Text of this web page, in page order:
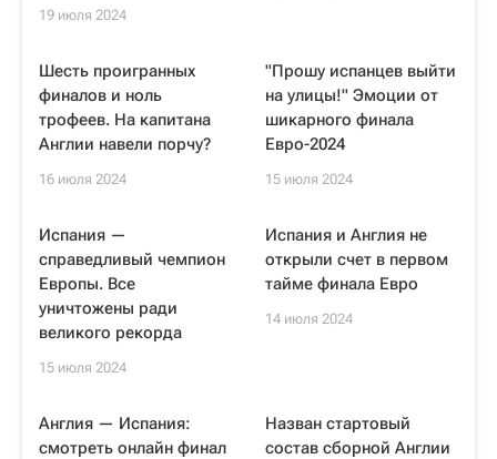
19 июля 2024
Шесть проигранных
финалов и ноль
трофеев. На капитана
Англии навели порчу?
16 июля 2024
"Прошу испанцев выйти
на улицы!" Эмоции от
шикарного финала
Евро-2024
15 июля 2024
Испания —
справедливый чемпион
Европы. Все
уничтожены ради
великого рекорда
15 июля 2024
Испания и Англия не
открыли счет в первом
тайме финала Евро
14 июля 2024
Англия — Испания:
смотреть онлайн финал
Назван стартовый
состав сборной Англии